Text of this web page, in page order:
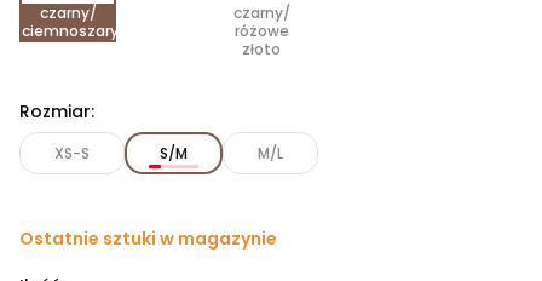
czarny/
ciemnoszary
czarny/
różowe
złoto
Rozmiar:
XS-S S/M M/L
Ostatnie sztuki w magazynie